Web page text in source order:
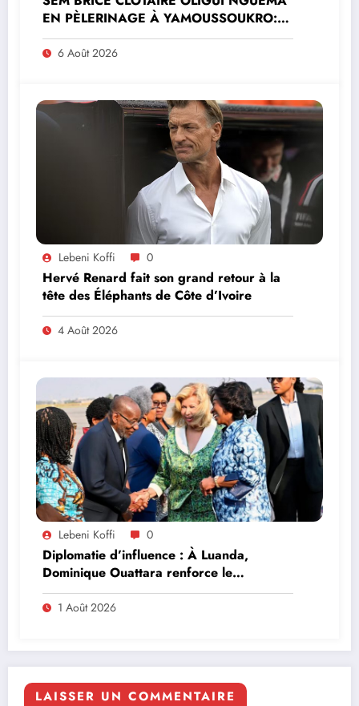
EN PÈLERINAGE À YAMOUSSOUKRO:LE
MINISTRE PAULIN CLAUDE DANHO
PREND PART À LA CÉRÉMONIE
6 Août 2026
Lebeni Koffi 0
Hervé Renard fait son grand retour à la
tête des Éléphants de Côte d’Ivoire
4 Août 2026
Lebeni Koffi 0
Diplomatie d’influence : À Luanda,
Dominique Ouattara renforce le
leadership solidaire de la Côte d’Ivoire en
Afrique
1 Août 2026
LAISSER UN COMMENTAIRE